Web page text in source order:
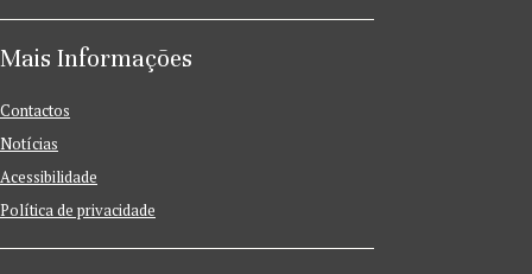
Mais Informações
Contactos
Notícias
Acessibilidade
Política de privacidade